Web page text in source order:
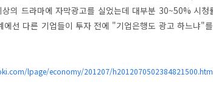
의 드라마에 자막광고를 실었는데 대부분 30~50% 시청
에선 다른 기업들이 투자 전에 "기업은행도 광고 하느냐"
lpage/economy/201207/h2012070502384821500.htm